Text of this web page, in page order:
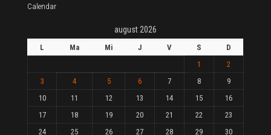
Calendar
august 2026
L Ma Mi J V S
D
1
2
3
4 5 6 7 8
9
10
11 12 13 14 15
16
17
18 19 20 21 22
23
24
25 26 27 28 29
30